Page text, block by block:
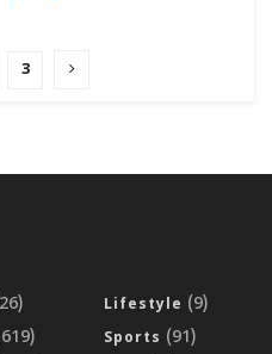
3
Lifestyle (9)
Sports (91)